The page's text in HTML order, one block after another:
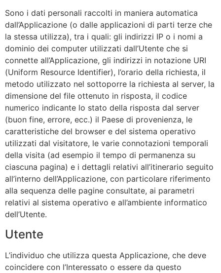
Sono i dati personali raccolti in maniera automatica
dall’Applicazione (o dalle applicazioni di parti terze che
la stessa utilizza), tra i quali: gli indirizzi IP o i nomi a
dominio dei computer utilizzati dall’Utente che si
connette all’Applicazione, gli indirizzi in notazione URI
(Uniform Resource Identifier), l’orario della richiesta, il
metodo utilizzato nel sottoporre la richiesta al server, la
dimensione del file ottenuto in risposta, il codice
numerico indicante lo stato della risposta dal server
(buon fine, errore, ecc.) il Paese di provenienza, le
caratteristiche del browser e del sistema operativo
utilizzati dal visitatore, le varie connotazioni temporali
della visita (ad esempio il tempo di permanenza su
ciascuna pagina) e i dettagli relativi all’itinerario seguito
all’interno dell’Applicazione, con particolare riferimento
alla sequenza delle pagine consultate, ai parametri
relativi al sistema operativo e all’ambiente informatico
dell’Utente.
Utente
L’individuo che utilizza questa Applicazione, che deve
coincidere con l’Interessato o essere da questo